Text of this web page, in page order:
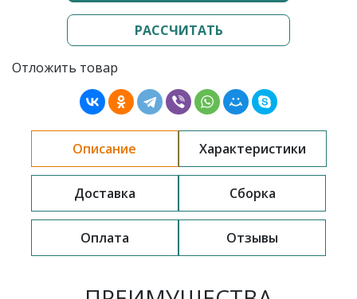
РАССЧИТАТЬ
Отложить товар
Описание Характеристики
Доставка Сборка
Оплата Отзывы